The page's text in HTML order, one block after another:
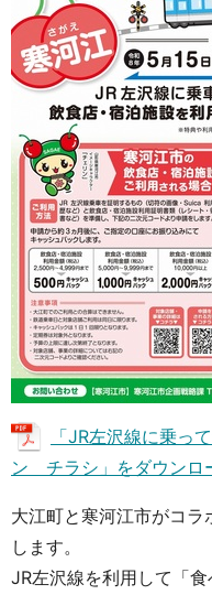
「JR左沢線に乗っ
ン チラシ」をダウンロ
大江町と寒河江市がコ
します。
JR左沢線を利用して「